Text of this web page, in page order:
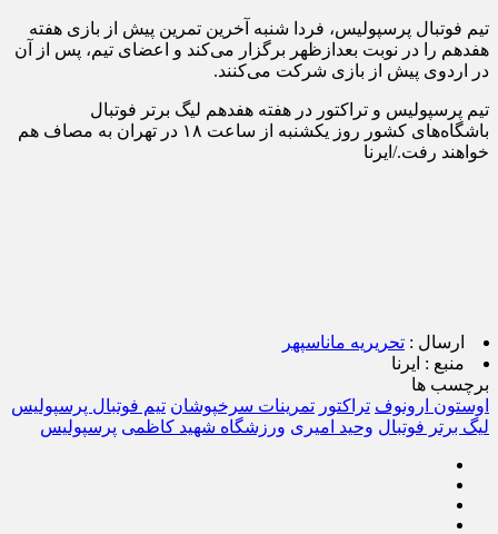
تیم فوتبال پرسپولیس، فردا شنبه آخرین تمرین پیش از بازی هفته
هفدهم را در نوبت بعدازظهر برگزار می‌کند و اعضای تیم، پس از آن
در اردوی پیش از بازی شرکت می‌کنند.
تیم پرسپولیس و تراکتور در هفته هفدهم لیگ برتر فوتبال
باشگاه‌های کشور روز یکشنبه از ساعت ۱۸ در تهران به مصاف هم
خواهند رفت./ایرنا
ارسال : تحریریه ماناسپهر
منبع : ایرنا
برچسب ها
اوستون ارونوف تراکتور تمرینات سرخپوشان تیم فوتبال پرسپولیس
لیگ برتر فوتبال وحید امیری ورزشگاه شهید کاظمی پرسپولیس